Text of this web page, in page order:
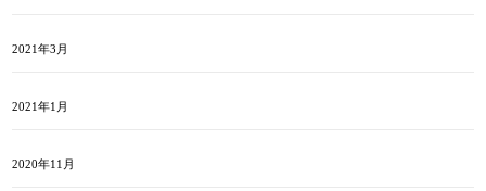
2021年3月
2021年1月
2020年11月